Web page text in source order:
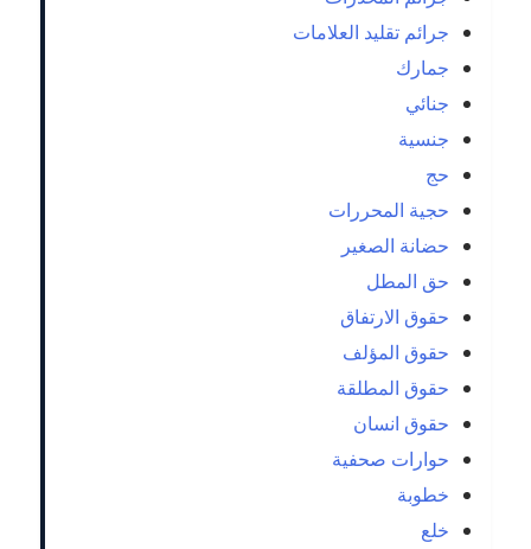
جرائم تقليد العلامات
جمارك
جنائي
جنسية
حج
حجية المحررات
حضانة الصغير
حق المطل
حقوق الارتفاق
حقوق المؤلف
حقوق المطلقة
حقوق انسان
حوارات صحفية
خطوبة
خلع